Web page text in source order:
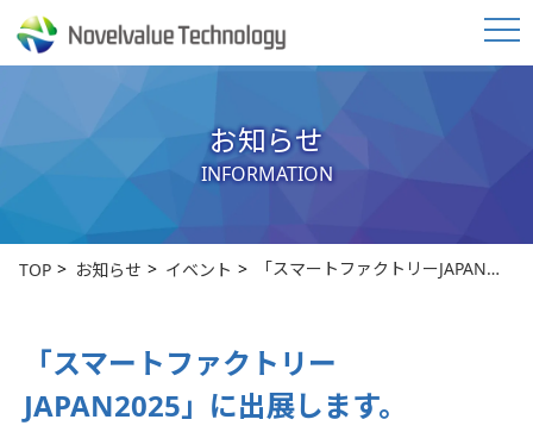
お知らせ
INFORMATION
TOP お知らせ イベント 「スマートファクトリーJAPAN…
「スマートファクトリー
JAPAN2025」に出展します。